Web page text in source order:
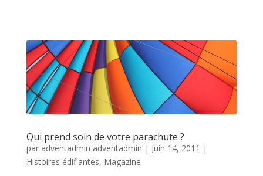
Qui prend soin de votre parachute ?
par adventadmin adventadmin | Juin 14, 2011 |
Histoires édifiantes, Magazine